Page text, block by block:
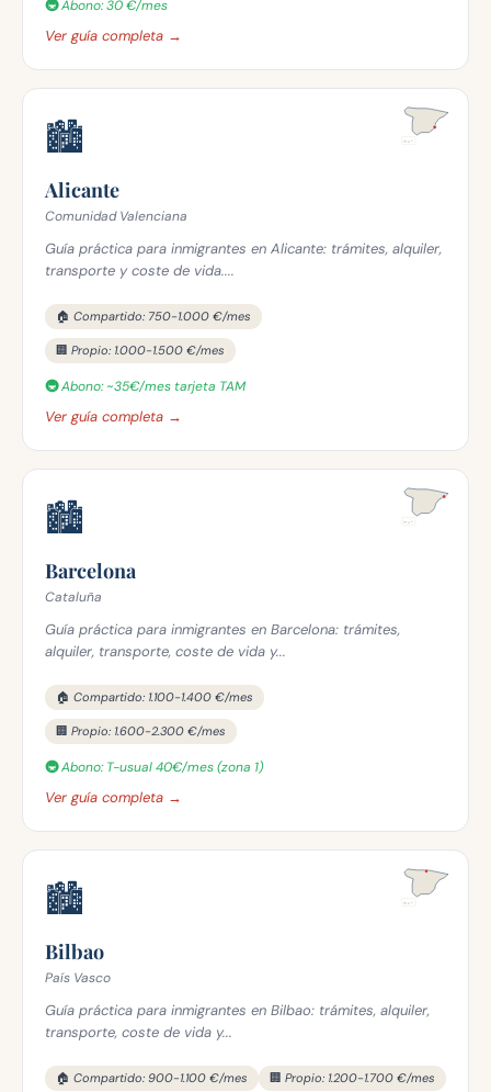
🚇 Abono: 30 €/mes
Ver guía completa →
🏙️
Alicante
Comunidad Valenciana
Guía práctica para inmigrantes en Alicante: trámites, alquiler,
transporte y coste de vida....
🏠 Compartido: 750-1.000 €/mes
🏢 Propio: 1.000-1.500 €/mes
🚇 Abono: ~35€/mes tarjeta TAM
Ver guía completa →
🏙️
Barcelona
Cataluña
Guía práctica para inmigrantes en Barcelona: trámites,
alquiler, transporte, coste de vida y...
🏠 Compartido: 1.100-1.400 €/mes
🏢 Propio: 1.600-2.300 €/mes
🚇 Abono: T-usual 40€/mes (zona 1)
Ver guía completa →
🏙️
Bilbao
País Vasco
Guía práctica para inmigrantes en Bilbao: trámites, alquiler,
transporte, coste de vida y...
🏠 Compartido: 900-1.100 €/mes 🏢 Propio: 1.200-1.700 €/mes